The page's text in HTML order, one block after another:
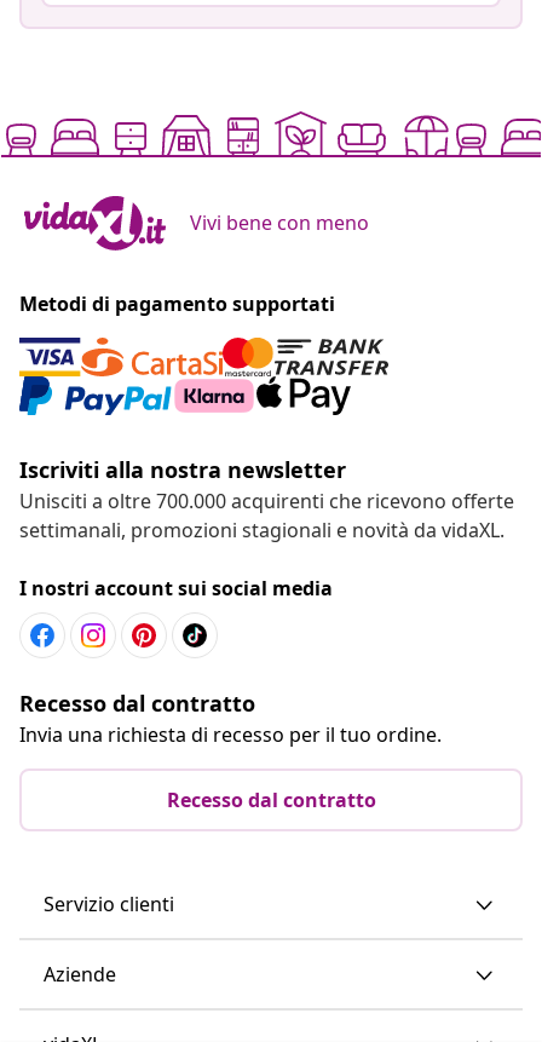
Vivi bene con meno
Metodi di pagamento supportati
Iscriviti alla nostra newsletter
Unisciti a oltre 700.000 acquirenti che ricevono offerte
settimanali, promozioni stagionali e novità da vidaXL.
I nostri account sui social media
Recesso dal contratto
Invia una richiesta di recesso per il tuo ordine.
Recesso dal contratto
Servizio clienti
Aziende